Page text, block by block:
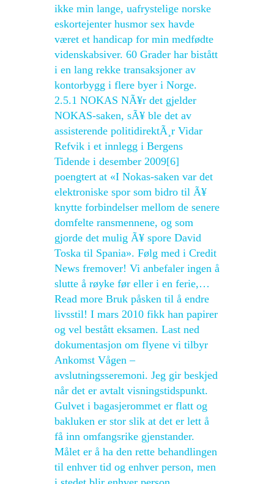
ikke min lange, uafrystelige norske
eskortejenter husmor sex havde
været et handicap for min medfødte
videnskabsiver. 60 Grader har bistått
i en lang rekke transaksjoner av
kontorbygg i flere byer i Norge.
2.5.1 NOKAS NÃ¥r det gjelder
NOKAS-saken, sÃ¥ ble det av
assisterende politidirektÃ¸r Vidar
Refvik i et innlegg i Bergens
Tidende i desember 2009[6]
poengtert at «I Nokas-saken var det
elektroniske spor som bidro til Ã¥
knytte forbindelser mellom de senere
domfelte ransmennene, og som
gjorde det mulig Ã¥ spore David
Toska til Spania». Følg med i Credit
News fremover! Vi anbefaler ingen å
slutte å røyke før eller i en ferie,…
Read more Bruk påsken til å endre
livsstil! I mars 2010 fikk han papirer
og vel bestått eksamen. Last ned
dokumentasjon om flyene vi tilbyr
Ankomst Vågen –
avslutningsseremoni. Jeg gir beskjed
når det er avtalt visningstidspunkt.
Gulvet i bagasjerommet er flatt og
bakluken er stor slik at det er lett å
få inn omfangsrike gjenstander.
Målet er å ha den rette behandlingen
til enhver tid og enhver person, men